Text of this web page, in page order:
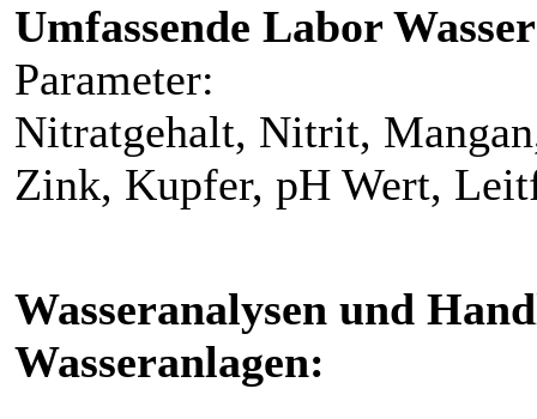
Umfassende Labor
Parameter:
Nitratgehalt, Nitrit,
Zink, Kupfer, pH Wert,
Wasseranalysen und
Wasseranlagen: